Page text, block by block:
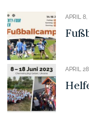
APRIL 8,
APRIL